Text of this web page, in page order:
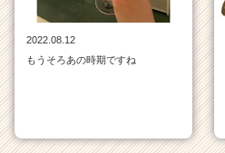
2022.08.12
もうそろあの時期ですね